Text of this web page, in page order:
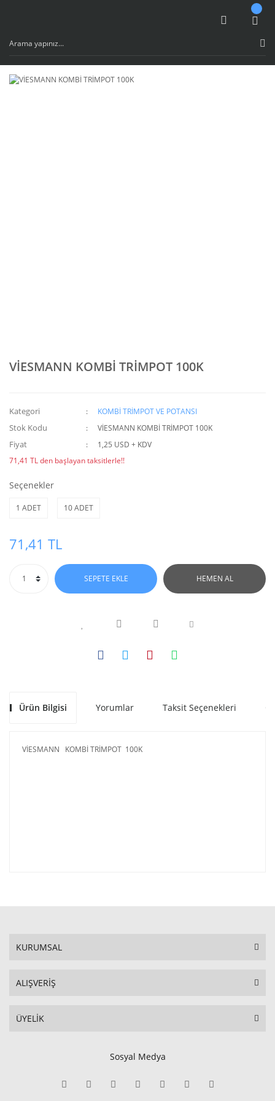
VİESMANN KOMBİ TRİMPOT 100K
Kategori KOMBİ TRİMPOT VE POTANSI
Stok Kodu VİESMANN KOMBİ TRİMPOT 100K
Fiyat
1,25 USD + KDV
71,41 TL den başlayan taksitlerle!!
Seçenekler
1 ADET 10 ADET
71,41 TL
SEPETE EKLE HEMEN AL
Ürün Bilgisi Yorumlar Taksit Seçenekleri
VİESMANN KOMBİ TRİMPOT 100K
KURUMSAL
ALIŞVERİŞ
ÜYELİK
Sosyal Medya